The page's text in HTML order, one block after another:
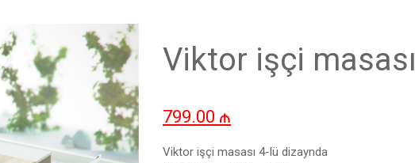
Viktor işçi masası
799.00 ₼
Viktor işçi masası 4-lü dizaynda